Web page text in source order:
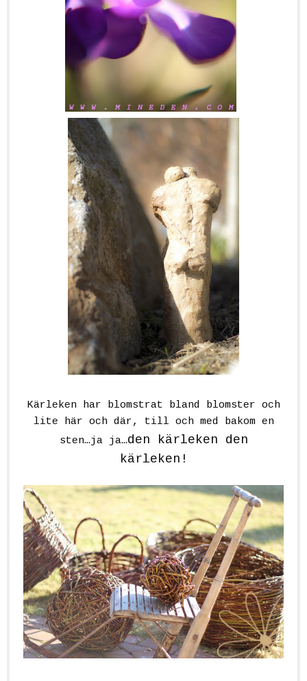
Kärleken har blomstrat bland blomster och
lite här och där, till och med bakom en
sten…ja ja…den kärleken den
kärleken!